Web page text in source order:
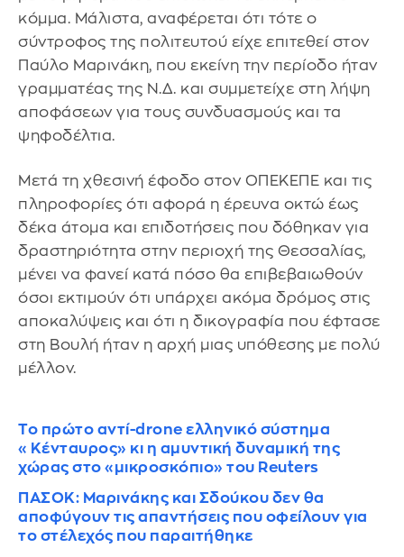
κόμμα. Μάλιστα, αναφέρεται ότι τότε ο
σύντροφος της πολιτευτού είχε επιτεθεί στον
Παύλο Μαρινάκη, που εκείνη την περίοδο ήταν
γραμματέας της Ν.Δ. και συμμετείχε στη λήψη
αποφάσεων για τους συνδυασμούς και τα
ψηφοδέλτια.
Μετά τη χθεσινή έφοδο στον ΟΠΕΚΕΠΕ και τις
πληροφορίες ότι αφορά η έρευνα οκτώ έως
δέκα άτομα και επιδοτήσεις που δόθηκαν για
δραστηριότητα στην περιοχή της Θεσσαλίας,
μένει να φανεί κατά πόσο θα επιβεβαιωθούν
όσοι εκτιμούν ότι υπάρχει ακόμα δρόμος στις
αποκαλύψεις και ότι η δικογραφία που έφτασε
στη Βουλή ήταν η αρχή μιας υπόθεσης με πολύ
μέλλον.
Το πρώτο αντί-drone ελληνικό σύστημα
«Κένταυρος» κι η αμυντική δυναμική της
χώρας στο «μικροσκόπιο» του Reuters
ΠΑΣΟΚ: Μαρινάκης και Σδούκου δεν θα
αποφύγουν τις απαντήσεις που οφείλουν για
το στέλεχός που παραιτήθηκε